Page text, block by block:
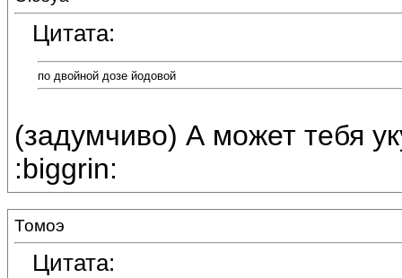
Цитата:
по двойной дозе йодовой
(задумчиво) А может тебя
:biggrin:
Томоэ
Цитата: